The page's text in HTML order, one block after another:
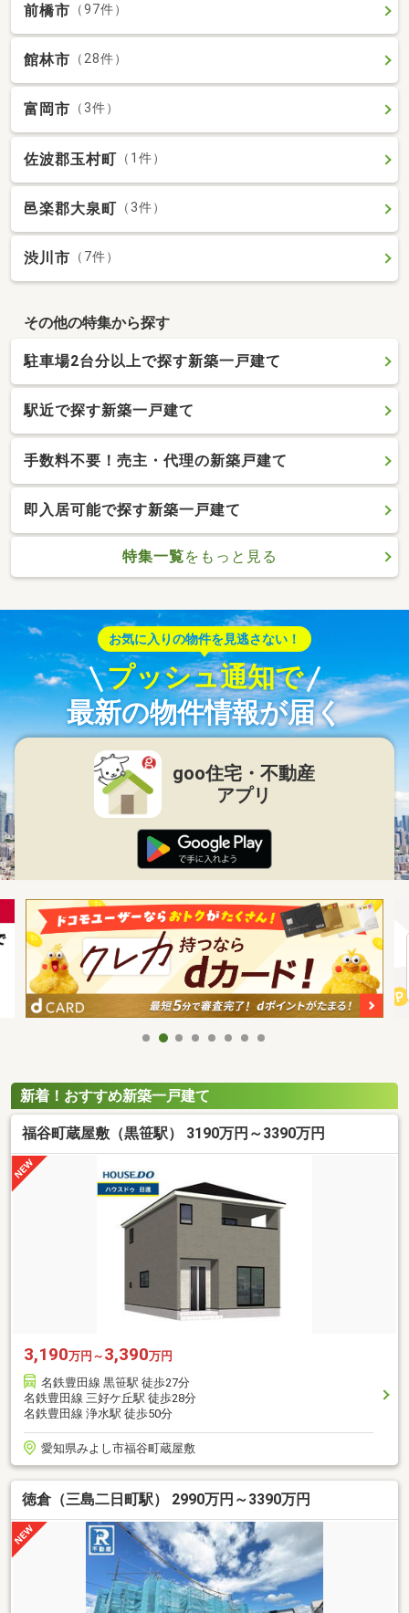
前橋市 （97件）
館林市 （28件）
富岡市 （3件）
佐波郡玉村町 （1件）
邑楽郡大泉町 （3件）
渋川市 （7件）
その他の特集から探す
駐車場2台分以上で探す新築一戸建て
駅近で探す新築一戸建て
手数料不要！売主・代理の新築戸建て
即入居可能で探す新築一戸建て
特集一覧をもっと見る
お気に入りの物件を見逃さない！
プッシュ通知で
最新の物件情報が届く
goo住宅・不動産
アプリ
新着！おすすめ新築一戸建て
福谷町蔵屋敷（黒笹駅） 3190万円～3390万円
3,190万円～ 3,390万円
名鉄豊田線 黒笹駅 徒歩27分
名鉄豊田線 三好ケ丘駅 徒歩28分
名鉄豊田線 浄水駅 徒歩50分
愛知県みよし市福谷町蔵屋敷
徳倉（三島二日町駅） 2990万円～3390万円